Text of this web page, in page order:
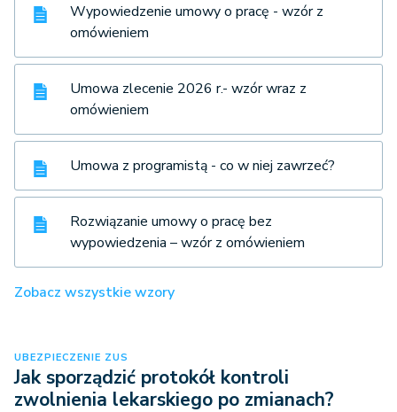
Wypowiedzenie umowy o pracę - wzór z
omówieniem
Umowa zlecenie 2026 r.- wzór wraz z
omówieniem
Umowa z programistą - co w niej zawrzeć?
Rozwiązanie umowy o pracę bez
wypowiedzenia – wzór z omówieniem
Zobacz wszystkie wzory
UBEZPIECZENIE ZUS
Jak sporządzić protokół kontroli
zwolnienia lekarskiego po zmianach?